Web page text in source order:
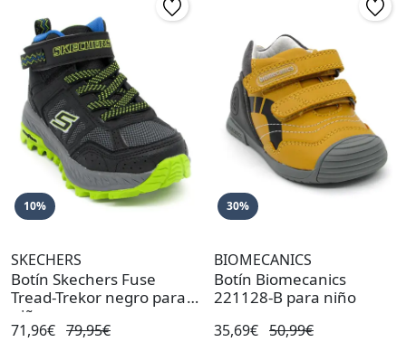
10%
SKECHERS
Botín Skechers Fuse
Tread-Trekor negro para
niño
71,96€ 79,95€
30%
BIOMECANICS
Botín Biomecanics
221128-B para niño
35,69€ 50,99€